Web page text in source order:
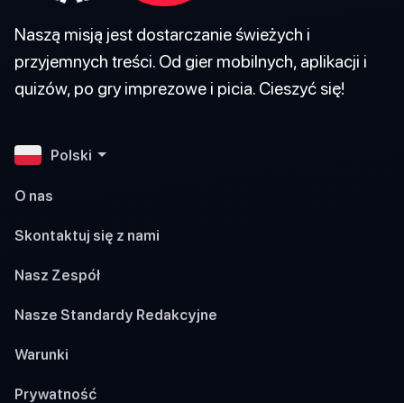
Naszą misją jest dostarczanie świeżych i
przyjemnych treści. Od gier mobilnych, aplikacji i
quizów, po gry imprezowe i picia. Cieszyć się!
Polski
O nas
Skontaktuj się z nami
Nasz Zespół
Nasze Standardy Redakcyjne
Warunki
Prywatność